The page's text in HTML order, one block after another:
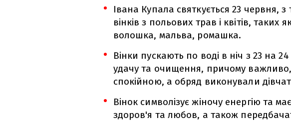
Івана Купала святкується 23 червня, з
вінків з польових трав і квітів, таких
волошка, мальва, ромашка.
Вінки пускають по воді в ніч з 23 на
удачу та очищення, причому
спокійною, а обряд виконували
Вінок символізує жіночу енергію та
здоров'я та любов, а також